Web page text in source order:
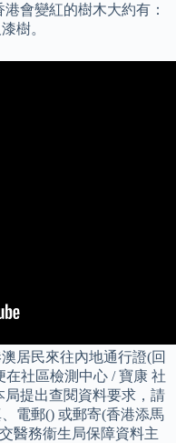
會變紅的樹木大約有：
樹。
居民來往內地通行證(回
社區檢測中心 / 寶康 社
局提出查閱資料要求，請
電郵() 或郵寄(香港添馬
醫務衞生局保障資料主